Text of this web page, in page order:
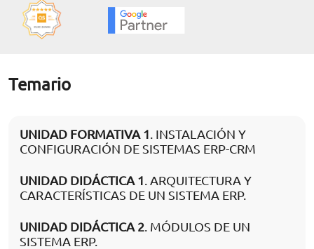
Temario
UNIDAD FORMATIVA 1. INSTALACIÓN Y
CONFIGURACIÓN DE SISTEMAS ERP-CRM
UNIDAD DIDÁCTICA 1. ARQUITECTURA Y
CARACTERÍSTICAS DE UN SISTEMA ERP.
UNIDAD DIDÁCTICA 2. MÓDULOS DE UN
SISTEMA ERP.